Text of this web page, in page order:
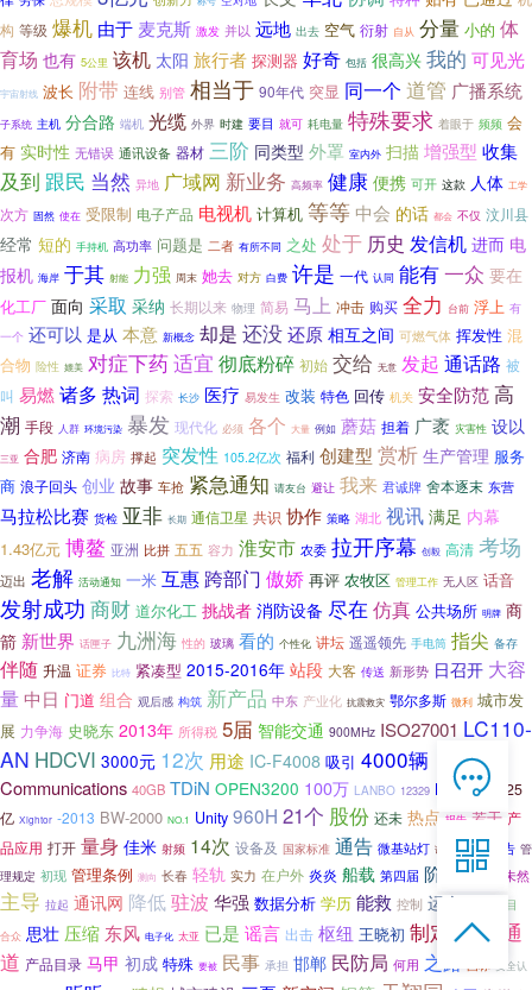
构 等级 爆机 由于 麦克斯 激发 并以 远地 出去 空气 衍射 自从 分量 小的 体
育场 也有 5公里 该机 太阳 旅行者 探测器 好奇 包括 很高兴 我的 可见光
宇宙射线 波长 附带 连线 别管 相当于 90年代 突显 同一个 道管 广播系统
子系统 主机 分合路 端机 光缆 外界 时建 要目 就可 耗电量 特殊要求 着眼于 频频 会
有 实时性 无错误 通讯设备 器材 三阶 同类型 外罩 室内外 扫描 增强型 收集
及到 跟民 当然 异地 广域网 新业务 高频率 健康 便携 可开 这款 人体 工学
次方 固然 使在 受限制 电子产品 电视机 计算机 等等 中会 的话 都会 不仅 汶川县
经常 短的 手持机 高功率 问题是 二者 有所不同 之处 处于 历史 发信机 进而 电
报机 海岸 于其 射能 力强 周末 她去 对方 白费 许是 一代 认同 能有一众 要在
化工厂 面向 采取 采纳 长期以来 物理 简易 马上 冲击 购买 全力 台前 浮上 有
一个 还可以 是从 本意 新概念 却是 还没还原 相互之间 可燃气体 挥发性 混
合物 险性 媲美 对症下药适宜 彻底粉碎 初始 交给 无意 发起 通话路 被
叫 易燃诸多 热词 探索 长沙 医疗 易发生 改装 特色 回传 机关 安全防范高
潮 手段 人群 环境污染 暴发 现代化 必须 各个 大量 例如 蘑菇 担着 广袤 灾害性 设以
三亚 合肥 济南 病房 撑起 突发性 105.2亿次 福利 创建型 赏析 生产管理 服务
商 浪子回头 创业 故事 车抢 紧急通知 请友台 避让 我来 君诚牌 舍本逐末 东营
马拉松比赛 货检 亚非 长期 通信卫星 共识 协作 策略 湖北 视讯 满足 内幕
1.43亿元 博鳌 亚洲 比拼 五五 容力 淮安市 农委 拉开序幕 创毅 高清 考场
迈出 老解 活动通知 一米 互惠 跨部门 傲娇 再评 农牧区 管理工作 无人区 话音
发射成功 商财 道尔化工 挑战者 消防设备 尽在 仿真 公共场所 明牌 商
箭 新世界 话匣子 九洲海 性的 玻璃 看的 个性化 讲坛 遥遥领先 手电筒 指尖 备存
伴随 升温 证券 比特 紧凑型 2015-2016年 站段 大客 传送 新形势 日召开 大容
量中日 门道 组合 观后感 构筑 新产品 中东 产业化 抗震救灾 鄂尔多斯 微利 城市发
展 力争海 史晓东 2013年 所得税 5届 智能交通 900MHz ISO27001 LC110-
AN HDCVI 3000元 12次 用途 IC-F4008 吸引 4000辆
Communications 40GB TDiN OPEN3200 100万 LANBO 12329 Milestone
25
亿 Xightor -2013 BW-2000 NO.1 Unity 960H 21个 股份 还未 热点 报告 若干 产
品应用 打开 量身 佳米 射频 14次 设备及 国家标准 通告 微基站灯 讲述 安博 预告 管
理规定 初现 管理条例 测向 长春 轻轨 实力 在户外 炎炎 船载 第四届 阶段 防患于未然
主导 拉起 通讯网 降低 驻波 华强 数据分析 学历 能救 控制 运会 锐目
合众 思壮 压缩 东风 电子化 太亚 已是 谣言 出击 枢纽 王晓初 制定 网络安全
通
道 产品目录 马甲 初成 特殊 要被 民事 承担 邯郸 民防局 何用 之路 国标 安全认


在线客服
7*12 QQ在线，服务咨询

服务热线
恭候聆听，023-86382199手机直接点击
拨打

